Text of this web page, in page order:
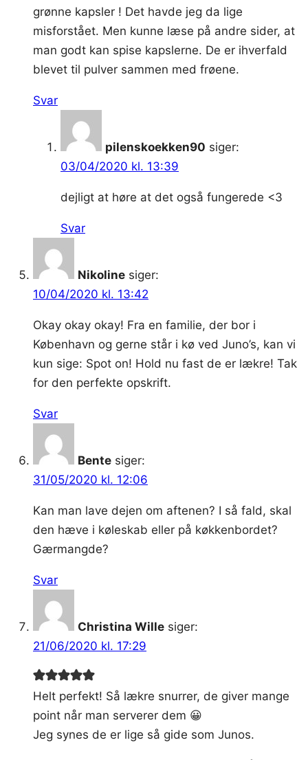
grønne kapsler ! Det havde jeg da lige
misforstået. Men kunne læse på andre sider, at
man godt kan spise kapslerne. De er ihverfald
blevet til pulver sammen med frøene.
Svar
pilenskoekken90 siger:
03/04/2020 kl. 13:39
dejligt at høre at det også fungerede <3
Svar
Nikoline siger:
10/04/2020 kl. 13:42
Okay okay okay! Fra en familie, der bor i
København og gerne står i kø ved Juno’s, kan vi
kun sige: Spot on! Hold nu fast de er lækre! Tak
for den perfekte opskrift.
Svar
Bente siger:
31/05/2020 kl. 12:06
Kan man lave dejen om aftenen? I så fald, skal
den hæve i køleskab eller på køkkenbordet?
Gærmangde?
Svar
Christina Wille siger:
21/06/2020 kl. 17:29
Helt perfekt! Så lækre snurrer, de giver mange
point når man serverer dem 😀
Jeg synes de er lige så gide som Junos.